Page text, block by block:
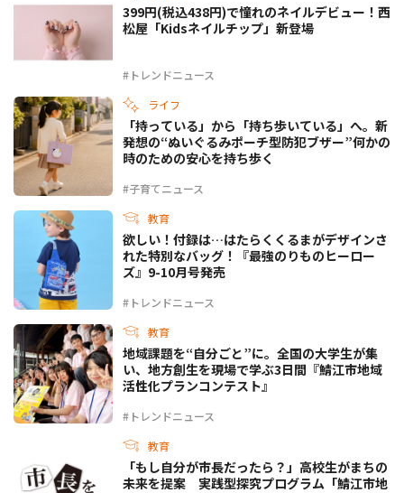
#トレンドニュース
399円(税込438円)で憧れのネイルデビュー！西
松屋「Kidsネイルチップ」新登場
ライフ
#子育てニュース
「持っている」から「持ち歩いている」へ。新
発想の“ぬいぐるみポーチ型防犯ブザー”何かの
時のための安心を持ち歩く
教育
#トレンドニュース
欲しい！付録は…はたらくくるまがデザインさ
れた特別なバッグ！『最強のりものヒーロー
ズ』9-10月号発売
教育
#トレンドニュース
地域課題を“自分ごと”に。全国の大学生が集
い、地方創生を現場で学ぶ3日間『鯖江市地域
活性化プランコンテスト』
教育
「もし自分が市長だったら？」高校生がまちの
未来を提案 実践型探究プログラム「鯖江市地